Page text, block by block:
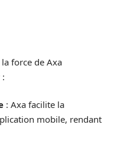
force de Axa
: Axa facilite la
mobile, rendant